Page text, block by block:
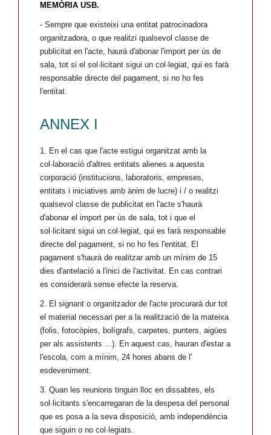
MEMÒRIA USB.
- Sempre que existeixi una entitat patrocinadora
organitzadora, o que realitzi qualsevol classe de
publicitat en l'acte, haurá d'abonar l'import per ús de
sala, tot si el sol·licitant sigui un col·legiat, qui es farà
responsable directe del pagament, si no ho fes
l'entitat.
ANNEX I
1. En el cas que l'acte estigui organitzat amb la
col·laboració d'altres entitats alienes a aquesta
corporació (institucions, laboratoris, empreses,
entitats i iniciatives amb ànim de lucre) i / o realitzi
qualsevol classe de publicitat en l'acte s'haurà
d'abonar el import per ús de sala, tot i que el
sol·licitant sigui un col·legiat, qui es farà responsable
directe del pagament, si no ho fes l'entitat. El
pagament s'haurà de realitzar amb un mínim de 15
dies d'antelació a l'inici de l'activitat. En cas contrari
es considerarà sense efecte la reserva.
2. El signant o organitzador de l'acte procurarà dur tot
el material necessari per a la realització de la mateixa
(folis, fotocòpies, bolígrafs, carpetes, punters, aigües
per als assistents ...). En aquest cas, hauran d'estar a
l'escola, com a mínim, 24 hores abans de l'
esdeveniment.
3. Quan les reunions tinguin lloc en dissabtes, els
sol·licitants s'encarregaran de la despesa del personal
que es posa a la seva disposició, amb independència
que siguin o no col·legiats.